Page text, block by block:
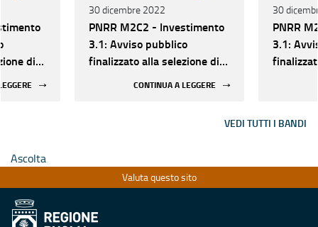
di
30 dicembre 2022
PNRR M2C2 - Investimento
3.1: Avviso pubblico
finalizzato alla selezione di
CONTINUA A LEGGERE
30
PNRR
3.1:
VEDI TUTTI I BANDI
Ascolta
Valuta questo sito